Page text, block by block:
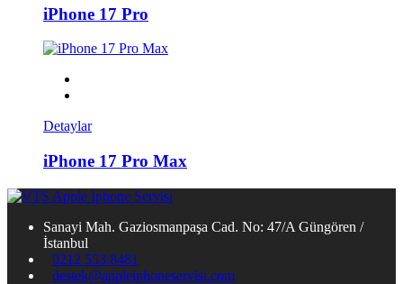
iPhone 17 Pro
Detaylar
iPhone 17 Pro Max
Sanayi Mah. Gaziosmanpaşa Cad. No: 47/A Güngören /
İstanbul
0212 553 8481
destek@appleiphoneservisi.com